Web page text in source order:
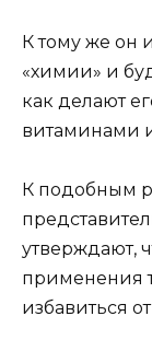
К тому же он
«химии» и
как делают
витаминами
К подобным
утверждают,
применения
избавиться